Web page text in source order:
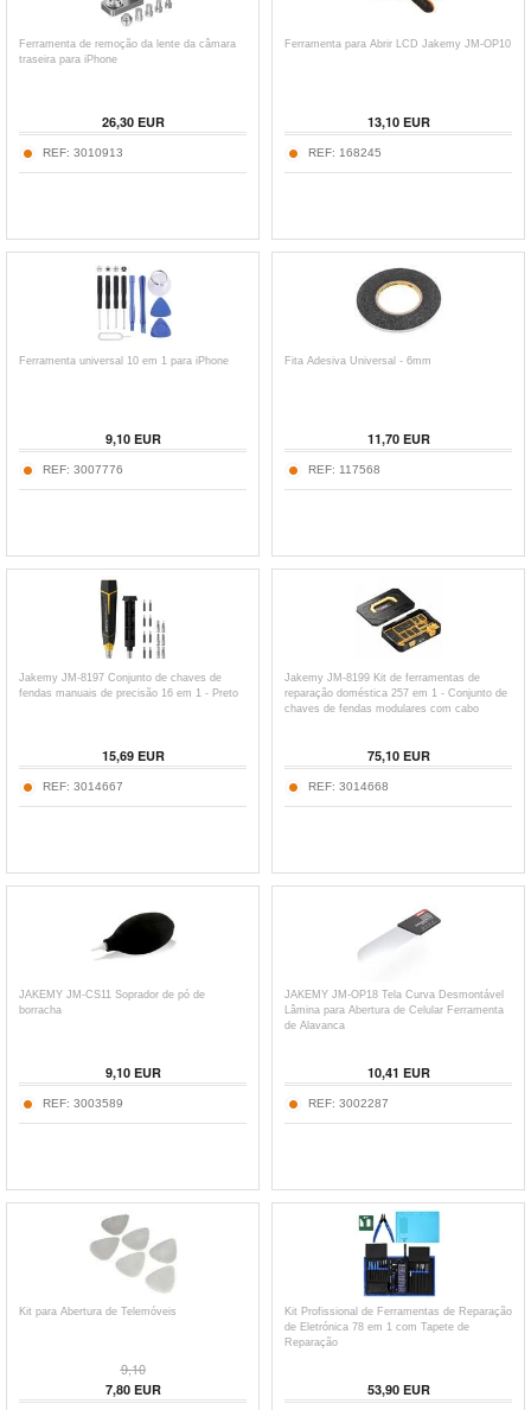
Ferramenta de remoção da lente da câmara
traseira para iPhone
26,30EUR
REF: 3010913
Ferramenta para Abrir LCD Jakemy JM-OP10
13,10EUR
REF: 168245
Ferramenta universal 10 em 1 para iPhone
9,10EUR
REF: 3007776
Fita Adesiva Universal - 6mm
11,70EUR
REF: 117568
Jakemy JM-8197 Conjunto de chaves de
fendas manuais de precisão 16 em 1 - Preto
15,69EUR
REF: 3014667
Jakemy JM-8199 Kit de ferramentas de
reparação doméstica 257 em 1 - Conjunto de
chaves de fendas modulares com cabo
75,10EUR
REF: 3014668
JAKEMY JM-CS11 Soprador de pó de
borracha
9,10EUR
REF: 3003589
JAKEMY JM-OP18 Tela Curva Desmontável
Lâmina para Abertura de Celular Ferramenta
de Alavanca
10,41 EUR
REF: 3002287
Kit para Abertura de Telemóveis
9,10
7,80EUR
Kit Profissional de Ferramentas de Reparação
de Eletrónica 78 em 1 com Tapete de
Reparação
53,90EUR